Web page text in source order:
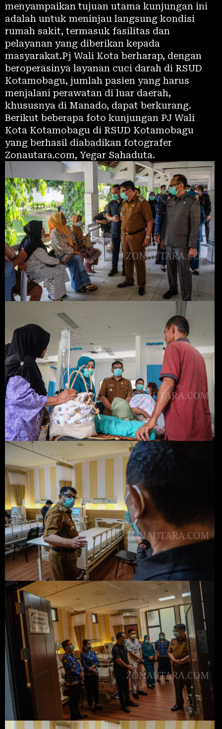
menyampaikan tujuan utama kunjungan ini
adalah untuk meninjau langsung kondisi
rumah sakit, termasuk fasilitas dan
pelayanan yang diberikan kepada
masyarakat.Pj Wali Kota berharap, dengan
beroperasinya layanan cuci darah di RSUD
Kotamobagu, jumlah pasien yang harus
menjalani perawatan di luar daerah,
khususnya di Manado, dapat berkurang.
Berikut beberapa foto kunjungan PJ Wali
Kota Kotamobagu di RSUD Kotamobagu
yang berhasil diabadikan fotografer
Zonautara.com, Yegar Sahaduta.